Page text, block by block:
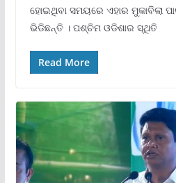
ହୋଇଥିବା ସମୟରେ ଏହାର ମୁକାବିଲା
ଭିଡିଛନ୍ତି । ପଶ୍ଚିମ ଓଡିଶାର ସ୍ଥିତି
Read More